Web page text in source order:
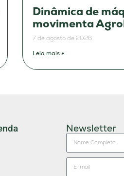
Dinâmica de
movimenta
7 de agosto de 2026
Leia mais »
Newsletter